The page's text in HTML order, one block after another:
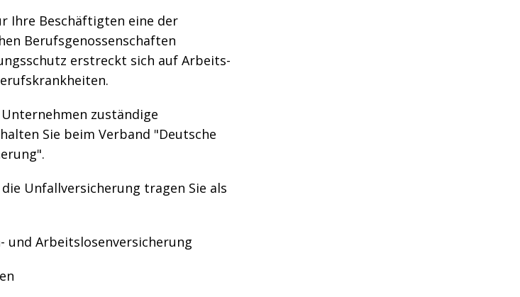
Ihre Beschäftigten eine der
Berufsgenossenschaften
erstreckt sich auf Arbeits-
zuständige
Sie beim Verband "Deutsche
Unfallversicherung tragen Sie als
und Arbeitslosenversicherung